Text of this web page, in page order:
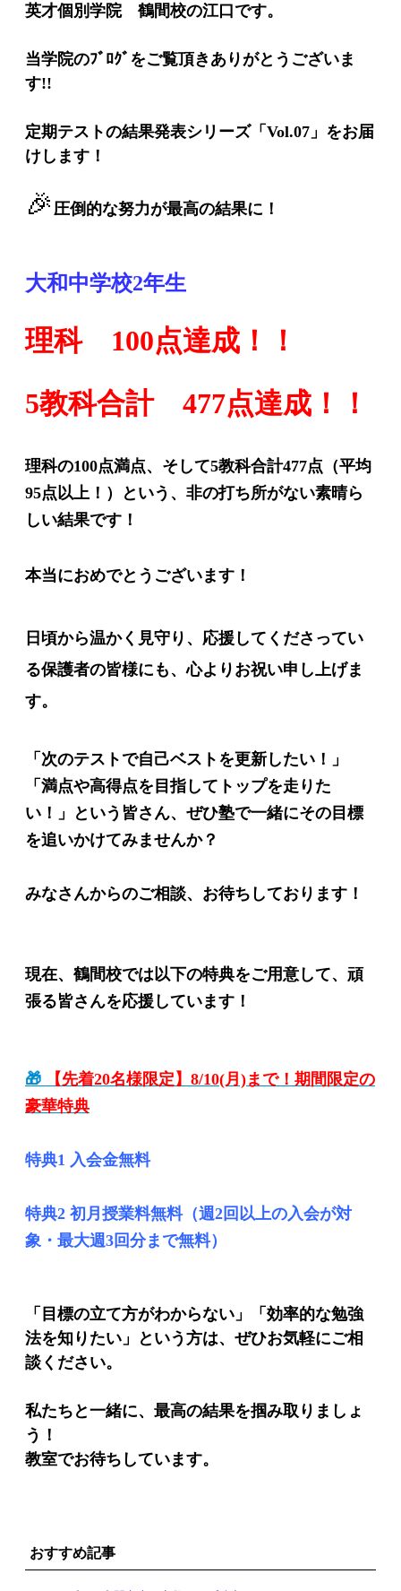
英才個別学院 鶴間校の江口です。
当学院のﾌﾞﾛｸﾞをご覧頂きありがとうございま
す!!
定期テストの結果発表シリーズ「Vol.07」をお届
けします！
🎉 圧倒的な努力が最高の結果に！
大和中学校2年生
理科 100点達成！！
5教科合計 477点達成！！
理科の100点満点、そして5教科合計477点（平均
95点以上！）という、非の打ち所がない素晴ら
しい結果です！
本当におめでとうございます！
日頃から温かく見守り、応援してくださってい
る保護者の皆様にも、心よりお祝い申し上げま
す。
「次のテストで自己ベストを更新したい！」
「満点や高得点を目指してトップを走りた
い！」という皆さん、ぜひ塾で一緒にその目標
を追いかけてみませんか？
みなさんからのご相談、お待ちしております！
現在、鶴間校では以下の特典をご用意して、頑
張る皆さんを応援しています！
🎁
【先着20名様限定】8/10(月)まで！期間限定の
豪華特典
特典1 入会金無料
特典2 初月授業料無料（週2回以上の入会が対
象・最大週3回分まで無料）
「目標の立て方がわからない」「効率的な勉強
法を知りたい」という方は、ぜひお気軽にご相
談ください。
私たちと一緒に、最高の結果を掴み取りましょ
う！
教室でお待ちしています。
おすすめ記事